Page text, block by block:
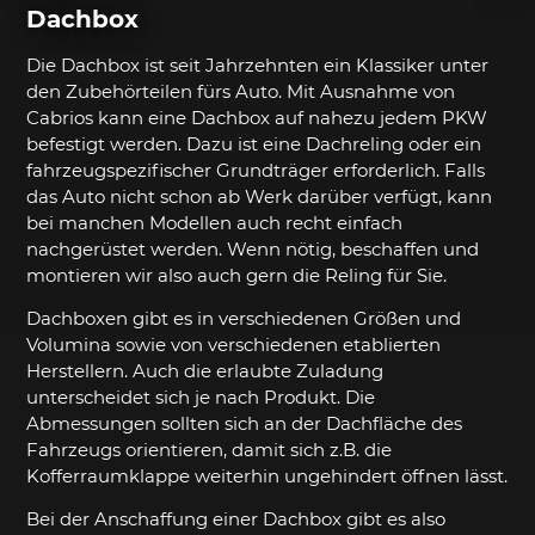
Dachbox
Die Dachbox ist seit Jahrzehnten ein Klassiker unter
den Zubehörteilen fürs Auto. Mit Ausnahme von
Cabrios kann eine Dachbox auf nahezu jedem PKW
befestigt werden. Dazu ist eine Dachreling oder ein
fahrzeugspezifischer Grundträger erforderlich. Falls
das Auto nicht schon ab Werk darüber verfügt, kann
bei manchen Modellen auch recht einfach
nachgerüstet werden. Wenn nötig, beschaffen und
montieren wir also auch gern die Reling für Sie.
Dachboxen gibt es in verschiedenen Größen und
Volumina sowie von verschiedenen etablierten
Herstellern. Auch die erlaubte Zuladung
unterscheidet sich je nach Produkt. Die
Abmessungen sollten sich an der Dachfläche des
Fahrzeugs orientieren, damit sich z.B. die
Kofferraumklappe weiterhin ungehindert öffnen lässt.
Bei der Anschaffung einer Dachbox gibt es also